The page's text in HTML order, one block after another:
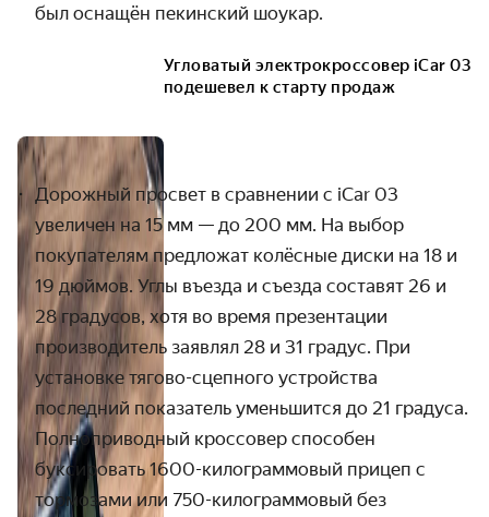
был оснащён пекинский шоукар.
Угловатый электрокроссовер iCar 03
подешевел к старту продаж
Дорожный просвет в сравнении с iCar 03
увеличен на 15 мм — до 200 мм. На выбор
покупателям предложат колёсные диски на 18 и
19 дюймов. Углы въезда и съезда составят 26 и
28 градусов, хотя во время презентации
производитель заявлял 28 и 31 градус. При
установке тягово-сцепного устройства
последний показатель уменьшится до 21 градуса.
Полноприводный кроссовер способен
буксировать 1600-килограммовый прицеп с
тормозами или 750-килограммовый без